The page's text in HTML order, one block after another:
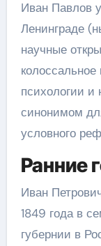
Иван Павлов
Ленинграде
научные
психологии и
синонимом
условного
Ранние
Иван
1849 года в
губернии в